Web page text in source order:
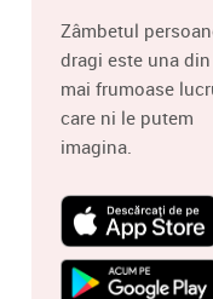
Zâmbetul
dragi este una
mai frumoase
care ni le putem
imagina.